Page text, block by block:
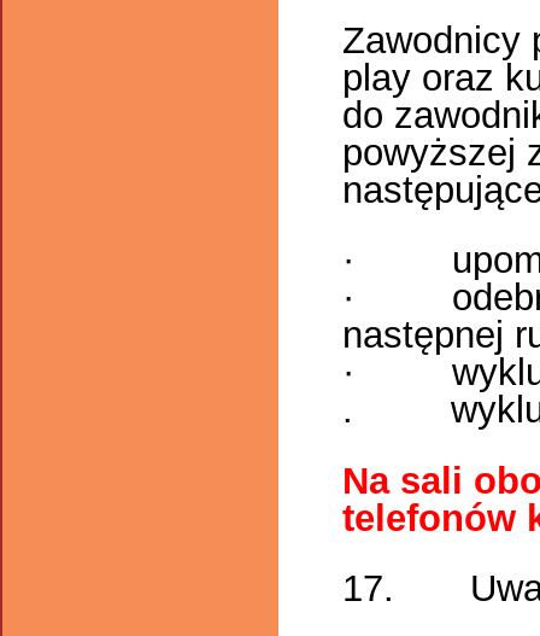
Zawodnicy
play oraz
do
powyższej
·
·
następnej
·
.
Na sali
telefonów
17.